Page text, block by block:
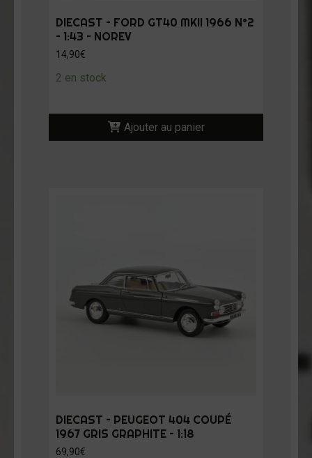
DIECAST – FORD GT40 MKII 1966 N°2
– 1:43 – NOREV
14,90€
2 en stock
Ajouter au panier
DIECAST – PEUGEOT 404 COUPÉ
1967 GRIS GRAPHITE – 1:18
69,90€